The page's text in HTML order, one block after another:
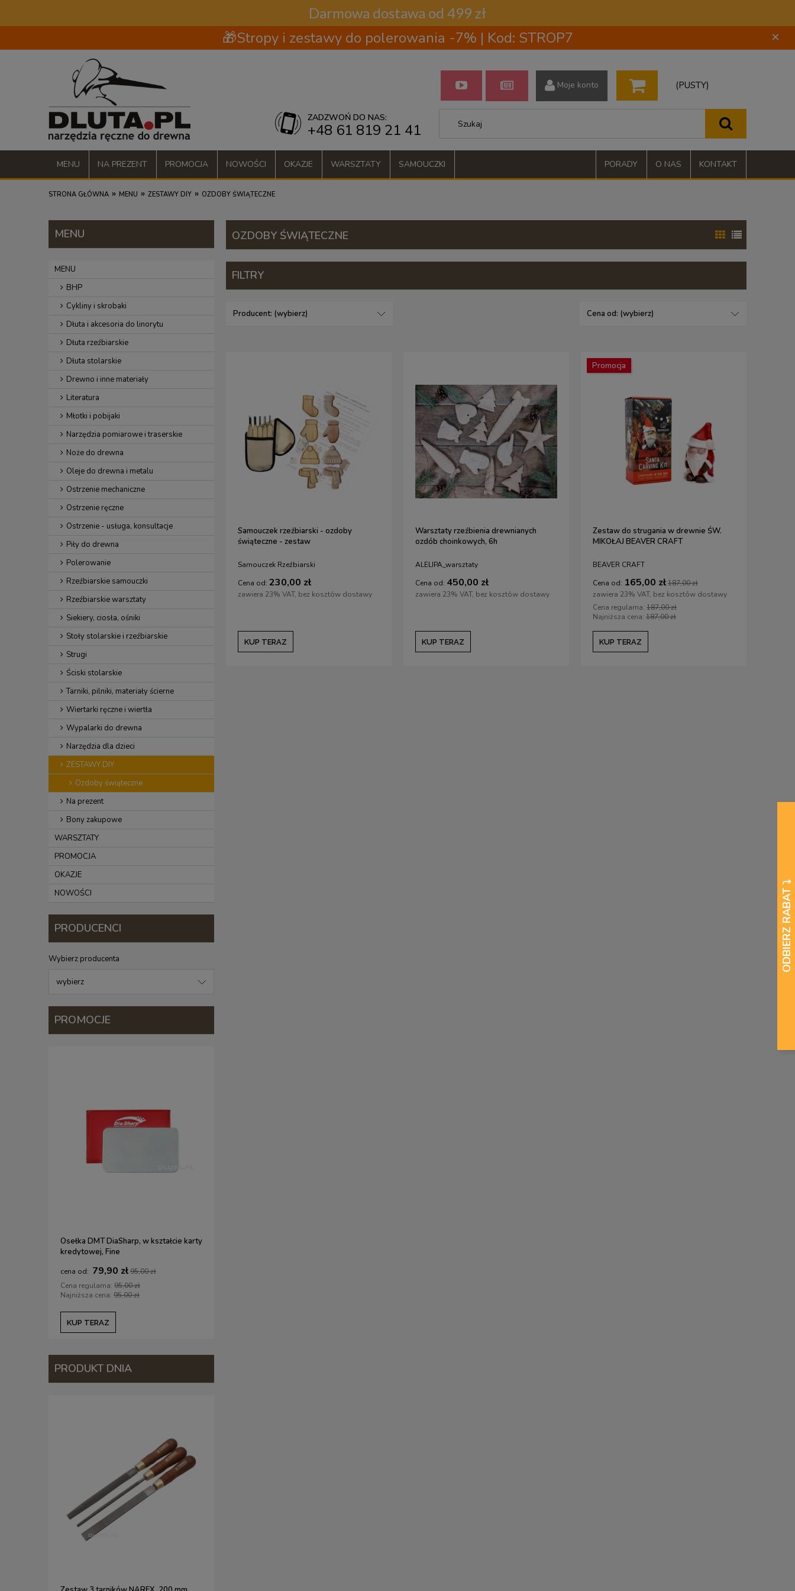
Darmowa dostawa od 499 zł
🎁Stropy i zestawy do polerowania -7% | Kod: STROP7 ×
(PUSTY)
Moje konto
ZADZWOŃ DO NAS:
+48 61 819 21 41
MENU NA PREZENT PROMOCJA NOWOŚCI OKAZJE WARSZTATY SAMOUCZKI KONTAKT
O NAS
PORADY
STRONA GŁÓWNA » MENU » ZESTAWY DIY » OZDOBY ŚWIĄTECZNE
MENU
MENU
BHP
Cykliny i skrobaki
Dłuta i akcesoria do linorytu
Dłuta rzeźbiarskie
Dłuta stolarskie
Drewno i inne materiały
Literatura
Młotki i pobijaki
Narzędzia pomiarowe i traserskie
Noże do drewna
Oleje do drewna i metalu
Ostrzenie mechaniczne
Ostrzenie ręczne
Ostrzenie - usługa, konsultacje
Piły do drewna
Polerowanie
Rzeźbiarskie samouczki
Rzeźbiarskie warsztaty
Siekiery, ciosła, ośniki
Stoły stolarskie i rzeźbiarskie
Strugi
Ściski stolarskie
Tarniki, pilniki, materiały ścierne
Wiertarki ręczne i wiertła
Wypalarki do drewna
Narzędzia dla dzieci
ZESTAWY DIY
Ozdoby świąteczne
Na prezent
Bony zakupowe
WARSZTATY
PROMOCJA
OKAZJE
NOWOŚCI
PRODUCENCI
Wybierz producenta
PROMOCJE
Osełka DMT DiaSharp, w kształcie karty
kredytowej, Fine
79,90 zł95,00 zł
Cena regularna: 95,00 zł
Najniższa cena: 95,00 zł
KUP TERAZ
PRODUKT DNIA
OZDOBY ŚWIĄTECZNE
FILTRY
Producent: (wybierz) Cena od: (wybierz)
Samouczek rzeźbiarski - ozdoby
świąteczne - zestaw
Samouczek Rzeźbiarski
Cena od: 230,00 zł
zawiera 23% VAT, bez kosztów dostawy
KUP TERAZ
Warsztaty rzeźbienia drewnianych
ozdób choinkowych, 6h
ALELIPA_warsztaty
Cena od: 450,00 zł
zawiera 23% VAT, bez kosztów dostawy
KUP TERAZ
Zestaw do strugania w drewnie ŚW.
MIKOŁAJ BEAVER CRAFT
BEAVER CRAFT
Cena od: 165,00 zł187,00 zł
zawiera 23% VAT, bez kosztów dostawy
Cena regularna: 187,00 zł
Najniższa cena: 187,00 zł
KUP TERAZ
Promocja